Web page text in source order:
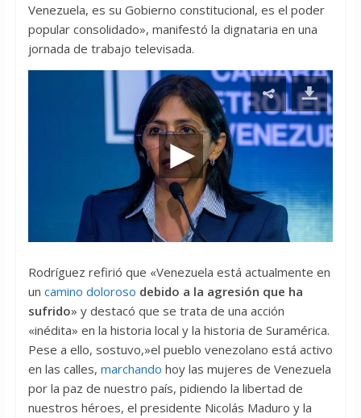
Venezuela, es su Gobierno constitucional, es el poder
popular consolidado», manifestó la dignataria en una
jornada de trabajo televisada.
Rodríguez refirió que «Venezuela está actualmente en
un camino doloroso debido a la agresión que ha
sufrido» y destacó que se trata de una acción
«inédita» en la historia local y la historia de Suramérica.
Pese a ello, sostuvo,»el pueblo venezolano está activo
en las calles, marchando hoy las mujeres de Venezuela
por la paz de nuestro país, pidiendo la libertad de
nuestros héroes, el presidente Nicolás Maduro y la